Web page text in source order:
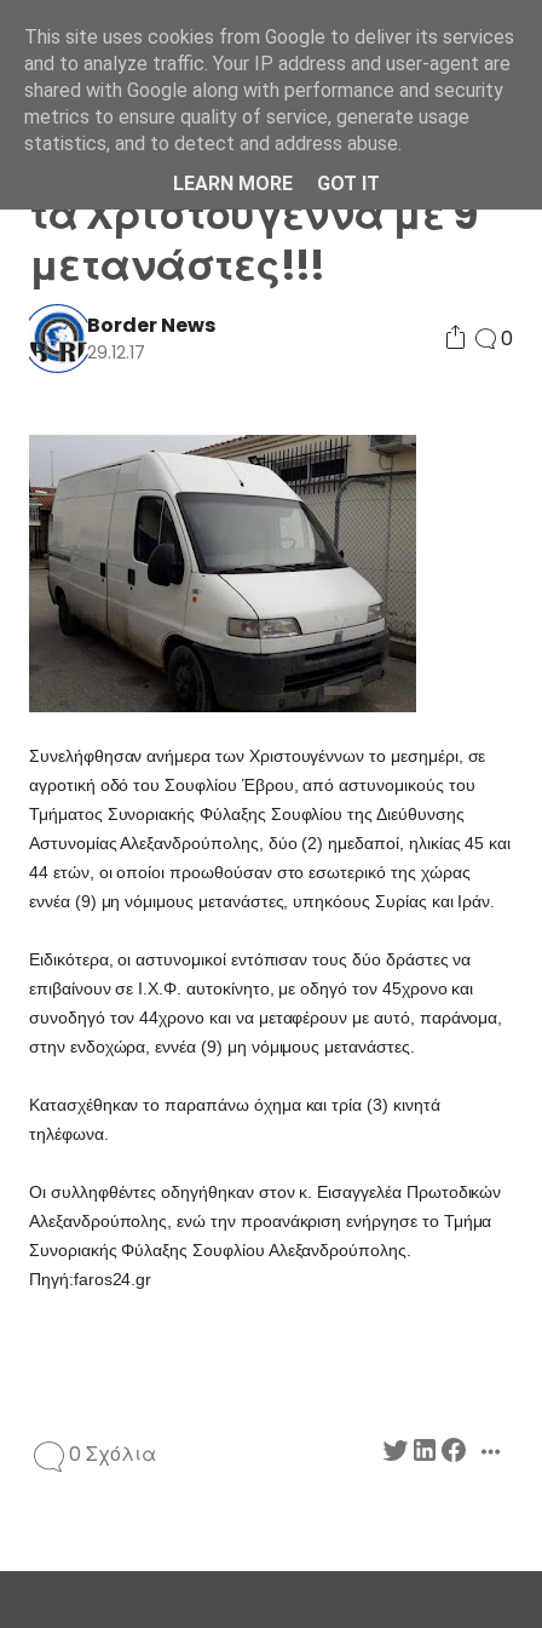
Είπαν να περάσουν…
τα Χριστούγεννα με 9
μετανάστες!!!
Border News
29.12.17
0
Συνελήφθησαν ανήμερα των Χριστουγέννων το μεσημέρι, σε
αγροτική οδό του Σουφλίου Έβρου, από αστυνομικούς του
Τμήματος Συνοριακής Φύλαξης Σουφλίου της Διεύθυνσης
Αστυνομίας Αλεξανδρούπολης, δύο (2) ημεδαποί, ηλικίας 45 και
44 ετών, οι οποίοι προωθούσαν στο εσωτερικό της χώρας
εννέα (9) μη νόμιμους μετανάστες, υπηκόους Συρίας και Ιράν.
Ειδικότερα, οι αστυνομικοί εντόπισαν τους δύο δράστες να
επιβαίνουν σε Ι.Χ.Φ. αυτοκίνητο, με οδηγό τον 45χρονο και
συνοδηγό τον 44χρονο και να μεταφέρουν με αυτό, παράνομα,
στην ενδοχώρα, εννέα (9) μη νόμιμους μετανάστες.
Κατασχέθηκαν το παραπάνω όχημα και τρία (3) κινητά
τηλέφωνα.
Οι συλληφθέντες οδηγήθηκαν στον κ. Εισαγγελέα Πρωτοδικών
Αλεξανδρούπολης, ενώ την προανάκριση ενήργησε το Τμήμα
Συνοριακής Φύλαξης Σουφλίου Αλεξανδρούπολης.
Πηγή:faros24.gr
0 Σχόλια
This site uses cookies from Google to deliver its services
and to analyze traffic. Your IP address and user-agent are
shared with Google along with performance and security
metrics to ensure quality of service, generate usage
statistics, and to detect and address abuse.
LEARN MORE
GOT IT